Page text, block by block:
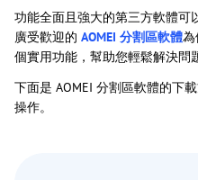
功能全面且強大的第三方軟體可
廣受歡迎的 AOMEI 分割區軟體為
個實用功能，幫助您輕鬆解決問
下面是 AOMEI 分割區軟體的下
操作。